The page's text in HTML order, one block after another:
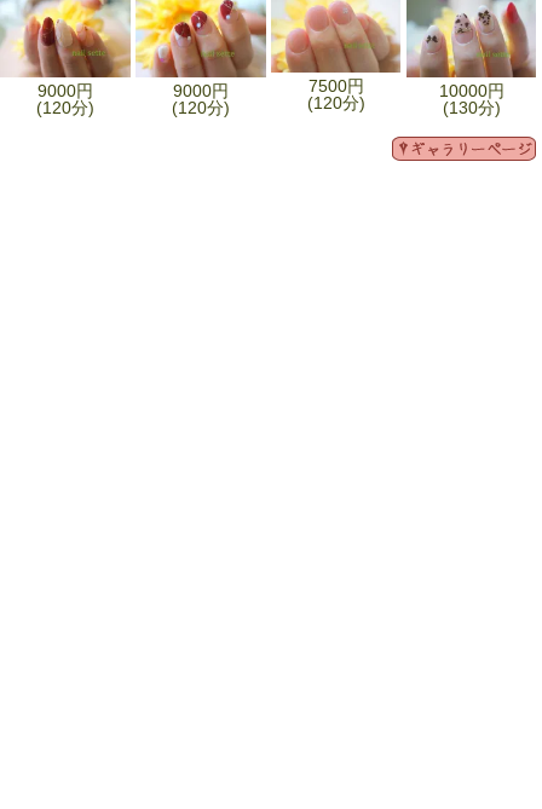
9000円
(120分)
9000円
(120分)
7500円
(120分)
10000円
(130分)